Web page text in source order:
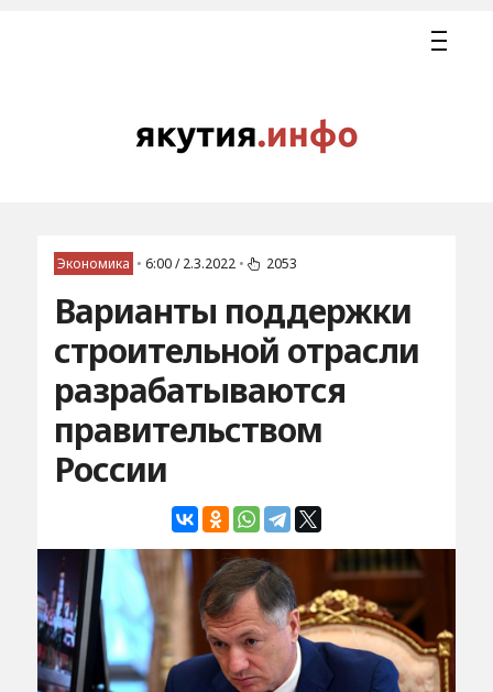
Экономика • 6:00 / 2.3.2022 • 2053
Варианты поддержки
строительной отрасли
разрабатываются
правительством
России